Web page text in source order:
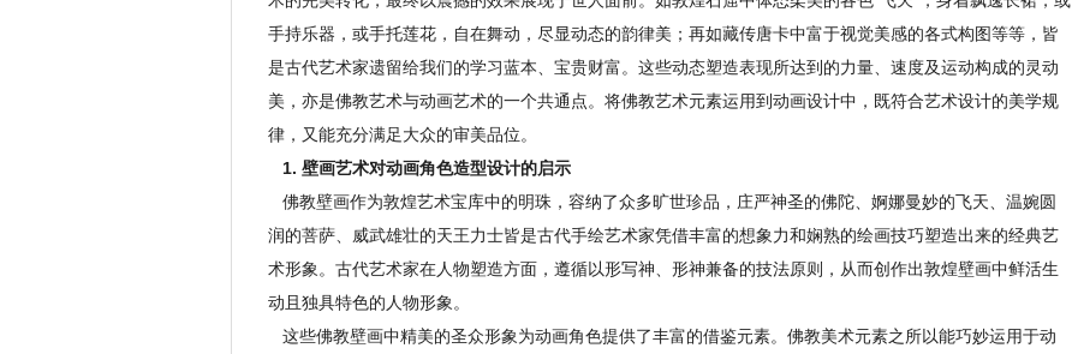
手持乐器，或手托莲花，自在舞动，尽显动态的韵律美；再如藏传唐卡中富于视觉美感的各式构图等等，皆
是古代艺术家遗留给我们的学习蓝本、宝贵财富。这些动态塑造表现所达到的力量、速度及运动构成的灵动
美，亦是佛教艺术与动画艺术的一个共通点。将佛教艺术元素运用到动画设计中，既符合艺术设计的美学规
律，又能充分满足大众的审美品位。
1. 壁画艺术对动画角色造型设计的启示
佛教壁画作为敦煌艺术宝库中的明珠，容纳了众多旷世珍品，庄严神圣的佛陀、婀娜曼妙的飞天、温婉圆
润的菩萨、威武雄壮的天王力士皆是古代手绘艺术家凭借丰富的想象力和娴熟的绘画技巧塑造出来的经典艺
术形象。古代艺术家在人物塑造方面，遵循以形写神、形神兼备的技法原则，从而创作出敦煌壁画中鲜活生
动且独具特色的人物形象。
这些佛教壁画中精美的圣众形象为动画角色提供了丰富的借鉴元素。佛教美术元素之所以能巧妙运用于动